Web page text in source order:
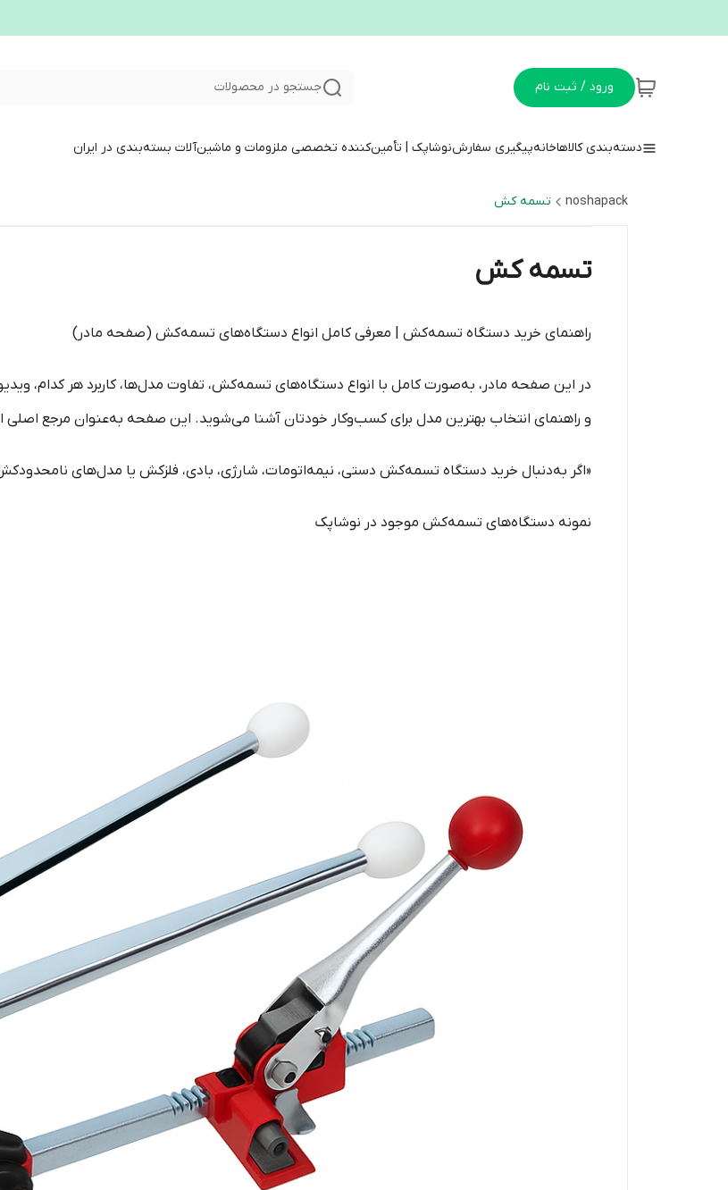
ورود / ثبت نام جستجو در محصولات
دسته‌بندی کالاهاخانهپیگیری سفارشنوشاپک | تأمین‌کننده تخصصی ملزومات و ماشین‌آلات بسته‌بندی در ایران
noshapack تسمه کش
تسمه کش
راهنمای خرید دستگاه تسمه‌کش | معرفی کامل انواع دستگاه‌های تسمه‌کش (صفحه مادر)
در این صفحه مادر، به‌صورت کامل با انواع دستگاه‌های تسمه‌کش، تفاوت مدل‌ها، کاربرد هر کدام،
و راهنمای انتخاب بهترین مدل برای کسب‌وکار خودتان آشنا می‌شوید. این صفحه به‌عنوان مرجع
«اگر به‌دنبال خرید دستگاه تسمه‌کش دستی، نیمه‌اتومات، شارژی، بادی، فلزکش یا مدل‌های
نمونه دستگاه‌های تسمه‌کش موجود در نوشاپک